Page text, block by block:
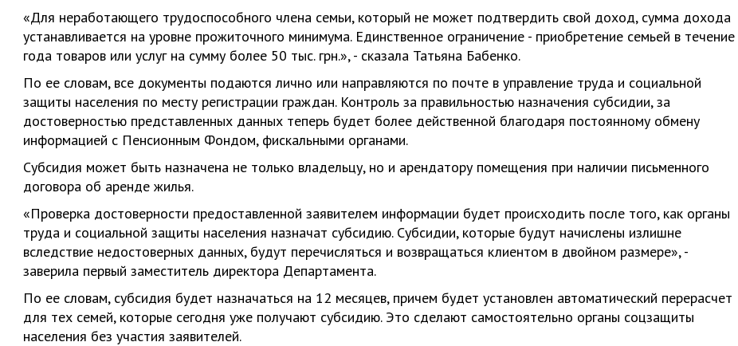
«Для неработающего трудоспособного члена семьи, который не может подтвердить свой доход, сумма дохода
устанавливается на уровне прожиточного минимума. Единственное ограничение - приобретение семьей в течение
года товаров или услуг на сумму более 50 тыс. грн.», - сказала Татьяна Бабенко.
По ее словам, все документы подаются лично или направляются по почте в управление труда и социальной
защиты населения по месту регистрации граждан. Контроль за правильностью назначения субсидии, за
достоверностью представленных данных теперь будет более действенной благодаря постоянному обмену
информацией с Пенсионным Фондом, фискальными органами.
Субсидия может быть назначена не только владельцу, но и арендатору помещения при наличии письменного
договора об аренде жилья.
«Проверка достоверности предоставленной заявителем информации будет происходить после того, как органы
труда и социальной защиты населения назначат субсидию. Субсидии, которые будут начислены излишне
вследствие недостоверных данных, будут перечисляться и возвращаться клиентом в двойном размере», -
заверила первый заместитель директора Департамента.
По ее словам, субсидия будет назначаться на 12 месяцев, причем будет установлен автоматический перерасчет
для тех семей, которые сегодня уже получают субсидию. Это сделают самостоятельно органы соцзащиты
населения без участия заявителей.